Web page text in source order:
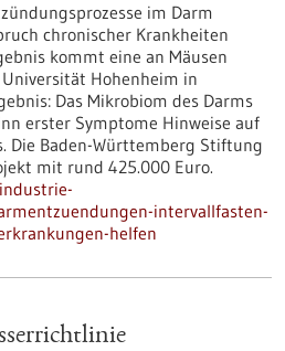
im Darm
chronischer Krankheiten
kommt eine an Mäusen
Hohenheim in
Das Mikrobiom des Darms
erster Symptome Hinweise auf
Die Baden-Württemberg Stiftung
mit rund 425.000 Euro.
intervallfasten-
helfen